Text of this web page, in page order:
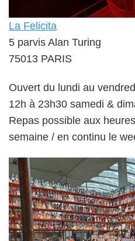
La Felicita
5 parvis Alan Turing
75013 PARIS
Ouvert du lundi au
12h à 23h30 samedi &
Repas possible aux
semaine / en continu le